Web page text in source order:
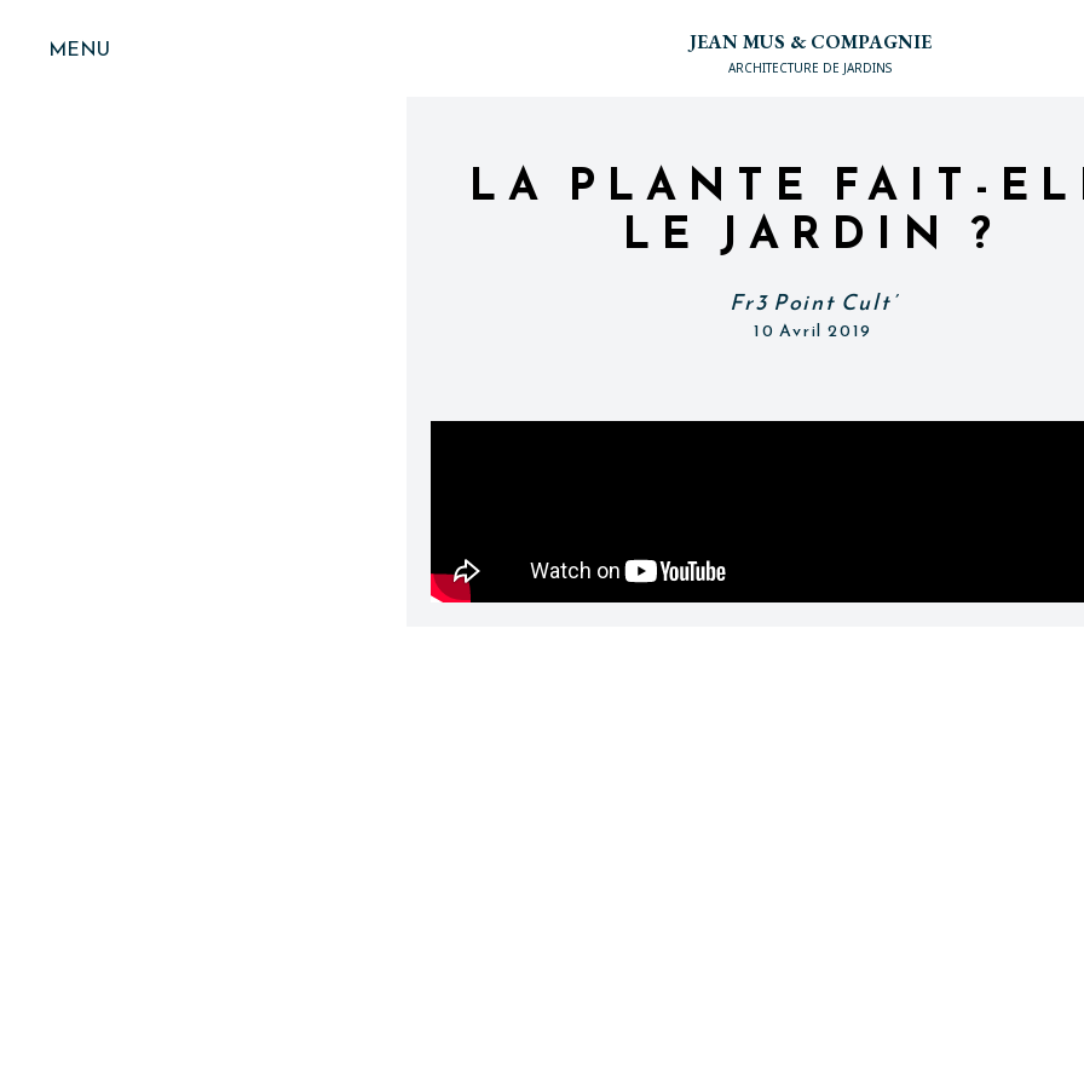
MENU JEAN MUS & COMPAGNIE
ARCHITECTURE DE JARDINS
LA PLANTE FAIT-
LE JARDIN ?
Fr3 Point Cult’
10 Avril 2019